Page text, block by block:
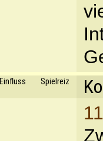
Einfluss Spielreiz